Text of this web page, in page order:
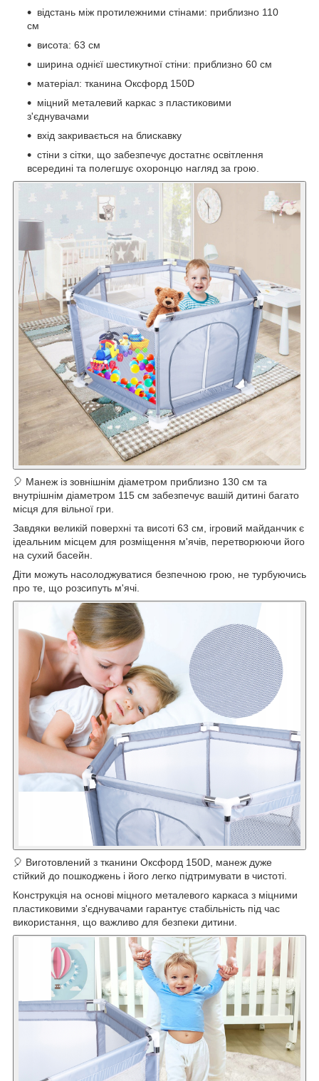
відстань між протилежними стінами: приблизно 110
см
висота: 63 см
ширина однієї шестикутної стіни: приблизно 60 см
матеріал: тканина Оксфорд 150D
міцний металевий каркас з пластиковими
з'єднувачами
вхід закривається на блискавку
стіни з сітки, що забезпечує достатнє освітлення
всередині та полегшує охоронцю нагляд за грою.
🎈 Манеж із зовнішнім діаметром приблизно 130 см та
внутрішнім діаметром 115 см забезпечує вашій дитині багато
місця для вільної гри.
Завдяки великій поверхні та висоті 63 см, ігровий майданчик є
ідеальним місцем для розміщення м'ячів, перетворюючи його
на сухий басейн.
Діти можуть насолоджуватися безпечною грою, не турбуючись
про те, що розсипуть м'ячі.
🎈 Виготовлений з тканини Оксфорд 150D, манеж дуже
стійкий до пошкоджень і його легко підтримувати в чистоті.
Конструкція на основі міцного металевого каркаса з міцними
пластиковими з'єднувачами гарантує стабільність під час
використання, що важливо для безпеки дитини.